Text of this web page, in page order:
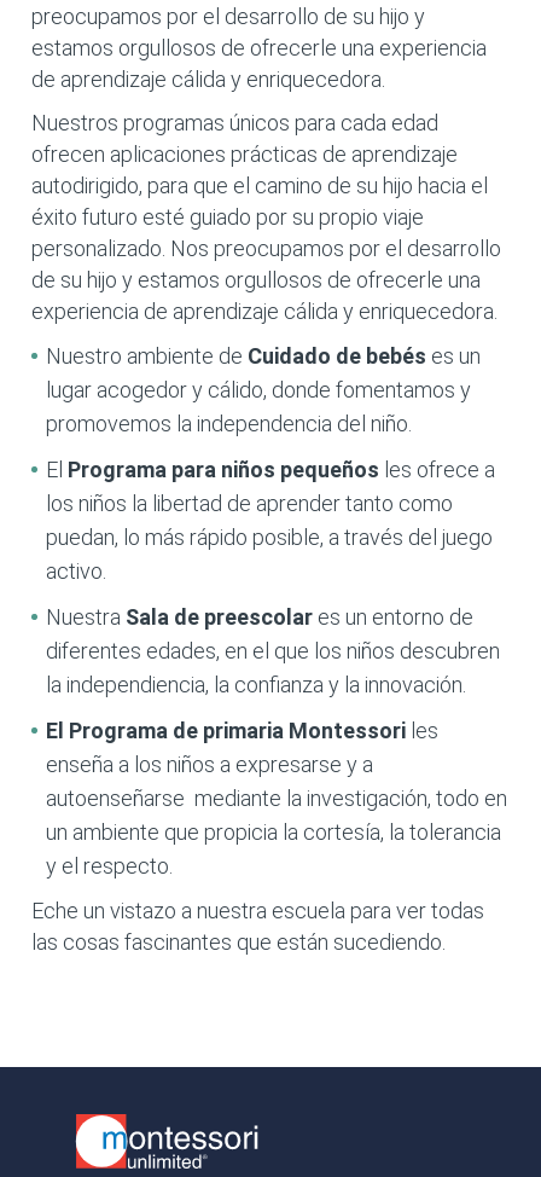
preocupamos por el desarrollo de su hijo y
estamos orgullosos de ofrecerle una experiencia
de aprendizaje cálida y enriquecedora.
Nuestros programas únicos para cada edad
ofrecen aplicaciones prácticas de aprendizaje
autodirigido, para que el camino de su hijo hacia el
éxito futuro esté guiado por su propio viaje
personalizado. Nos preocupamos por el desarrollo
de su hijo y estamos orgullosos de ofrecerle una
experiencia de aprendizaje cálida y enriquecedora.
Nuestro ambiente de Cuidado de bebés es un
lugar acogedor y cálido, donde fomentamos y
promovemos la independencia del niño.
El Programa para niños pequeños les ofrece a
los niños la libertad de aprender tanto como
puedan, lo más rápido posible, a través del juego
activo.
Nuestra Sala de preescolar es un entorno de
diferentes edades, en el que los niños descubren
la independiencia, la confianza y la innovación.
El Programa de primaria Montessori les
enseña a los niños a expresarse y a
autoenseñarse mediante la investigación, todo en
un ambiente que propicia la cortesía, la tolerancia
y el respecto.
Eche un vistazo a nuestra escuela para ver todas
las cosas fascinantes que están sucediendo.